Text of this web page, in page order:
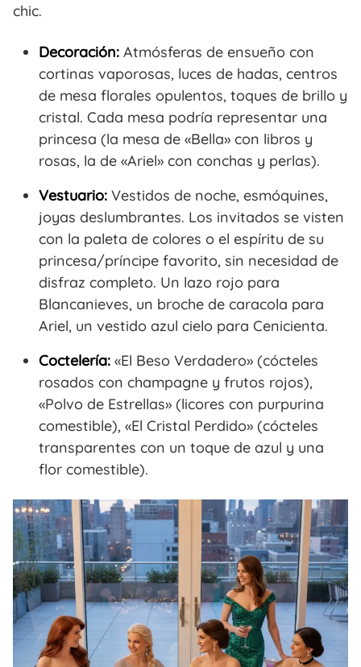
chic.
Decoración: Atmósferas de ensueño con
cortinas vaporosas, luces de hadas, centros
de mesa florales opulentos, toques de brillo y
cristal. Cada mesa podría representar una
princesa (la mesa de «Bella» con libros y
rosas, la de «Ariel» con conchas y perlas).
Vestuario: Vestidos de noche, esmóquines,
joyas deslumbrantes. Los invitados se visten
con la paleta de colores o el espíritu de su
princesa/príncipe favorito, sin necesidad de
disfraz completo. Un lazo rojo para
Blancanieves, un broche de caracola para
Ariel, un vestido azul cielo para Cenicienta.
Coctelería: «El Beso Verdadero» (cócteles
rosados con champagne y frutos rojos),
«Polvo de Estrellas» (licores con purpurina
comestible), «El Cristal Perdido» (cócteles
transparentes con un toque de azul y una
flor comestible).